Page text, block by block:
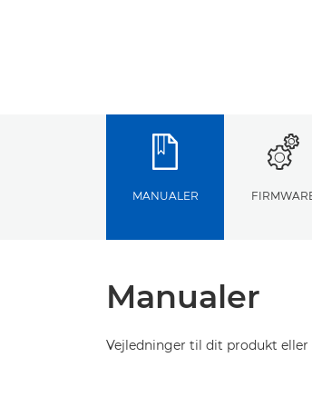
MANUALER
Manualer
Vejledninger til dit produkt